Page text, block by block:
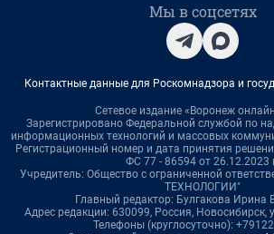
Мы в соцсетях
Контактные данные для Роскомнадзора и
Сетевое издание «Воронеж
Зарегистрировано Федеральной службой по
информационных технологий и массовых
Регистрационный номер и дата принятия
ФС 77 - 86594 от 26.12.2023
Учредитель: Общество с ограниченной
ТЕХНОЛОГИИ"
Главный редактор: Булгакова Ирина
Адрес редакции: 630099, Россия, Новосибирск,
Телефоны (круглосуточно):